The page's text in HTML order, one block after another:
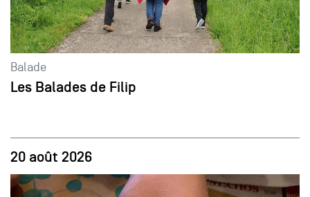
Balade
Les Balades de Filip
20 août 2026